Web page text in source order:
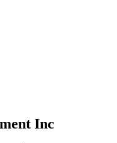
Inc